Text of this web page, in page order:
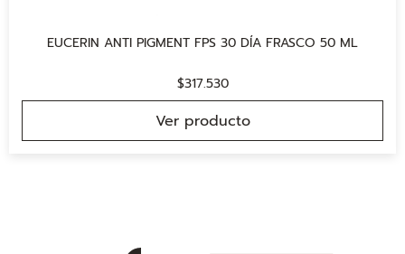
EUCERIN ANTI PIGMENT FPS 30 DÍA FRASCO 50 ML
$317.530
Ver producto